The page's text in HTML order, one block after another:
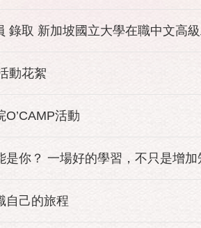
錄取 新加坡國立大學在職中文高
動花絮
活動
你？ 一場好的學習，不只是增
自己的旅程